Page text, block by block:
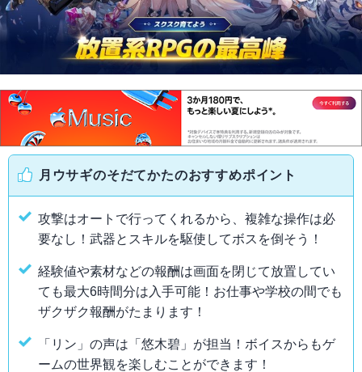
月ウサギのそだてかたのおすすめポイント
攻撃はオートで行ってくれるから、複雑な操作は必
要なし！武器とスキルを駆使してボスを倒そう！
経験値や素材などの報酬は画面を閉じて放置してい
ても最大6時間分は入手可能！お仕事や学校の間でも
ザクザク報酬がたまります！
「リン」の声は「悠木碧」が担当！ボイスからもゲ
ームの世界観を楽しむことができます！